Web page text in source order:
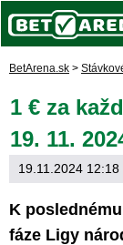
BetArena.sk >
1 € za
19. 11.
19.11.2024 12:18
K
fáze Ligy